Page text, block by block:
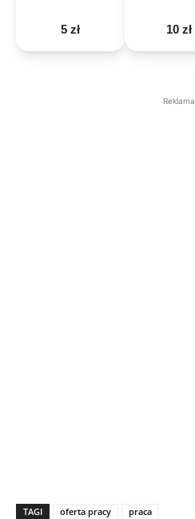
5 zł 10 zł
Reklama
TAGI oferta pracy praca